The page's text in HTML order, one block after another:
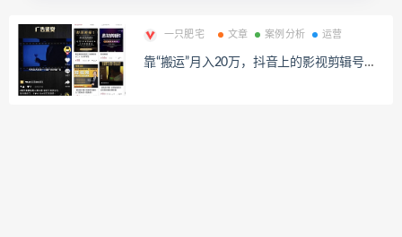
一只肥宅 文章 案例分析 运营
靠“搬运”月入20万，抖音上的影视剪辑号，